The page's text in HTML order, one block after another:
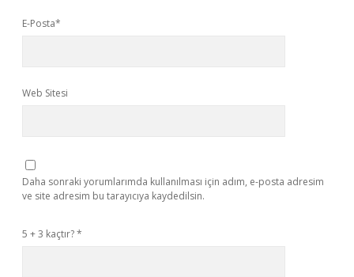
E-Posta*
Web Sitesi
Daha sonraki yorumlarımda kullanılması için adım, e-posta adresim
ve site adresim bu tarayıcıya kaydedilsin.
5 + 3 kaçtır?*